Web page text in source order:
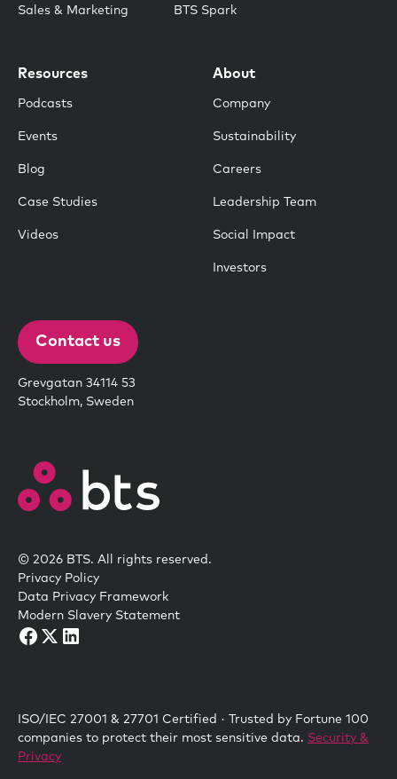
Sales & Marketing BTS Spark
Resources
Podcasts
Events
Blog
Case Studies
Videos
About
Company
Sustainability
Careers
Leadership Team
Social Impact
Investors
Contact us
Grevgatan 34114 53
Stockholm, Sweden
© 2026 BTS. All rights reserved.
Privacy Policy
Data Privacy Framework
Modern Slavery Statement
ISO/IEC 27001 & 27701 Certified · Trusted by Fortune 100
companies to protect their most sensitive data. Security &
Privacy